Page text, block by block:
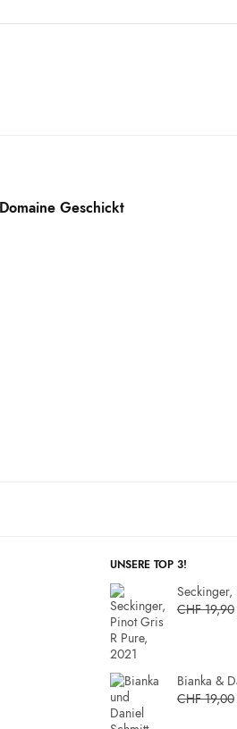
Geschickt
UNSERE TOP 3!
Seckinger,
CHF19,90
Bianka &
CHF19,00